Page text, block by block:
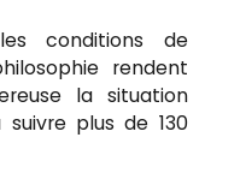
conditions de
rendent
la situation
plus de 130